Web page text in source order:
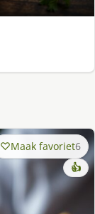
Maak favoriet6
👍